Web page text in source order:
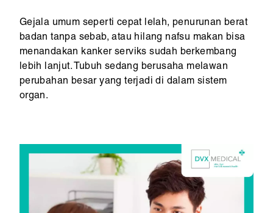
Gejala umum seperti cepat lelah, penurunan berat
badan tanpa sebab, atau hilang nafsu makan bisa
menandakan kanker serviks sudah berkembang
lebih lanjut. Tubuh sedang berusaha melawan
perubahan besar yang terjadi di dalam sistem
organ.